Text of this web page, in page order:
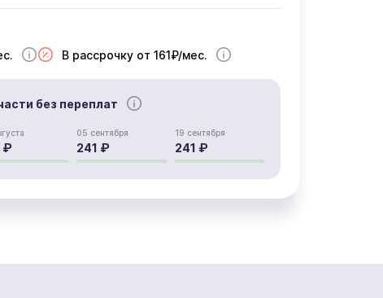
В рассрочку от 161₽/мес.
без переплат
₽
05 сентября
241 ₽
19 сентября
241 ₽